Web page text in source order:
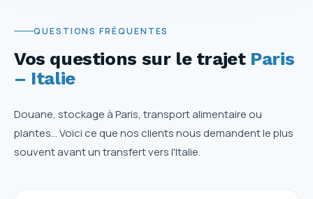
QUESTIONS FRÉQUENTES
Vos questions sur le trajet Paris
– Italie
Douane, stockage à Paris, transport alimentaire ou
plantes… Voici ce que nos clients nous demandent le plus
souvent avant un transfert vers l'Italie.